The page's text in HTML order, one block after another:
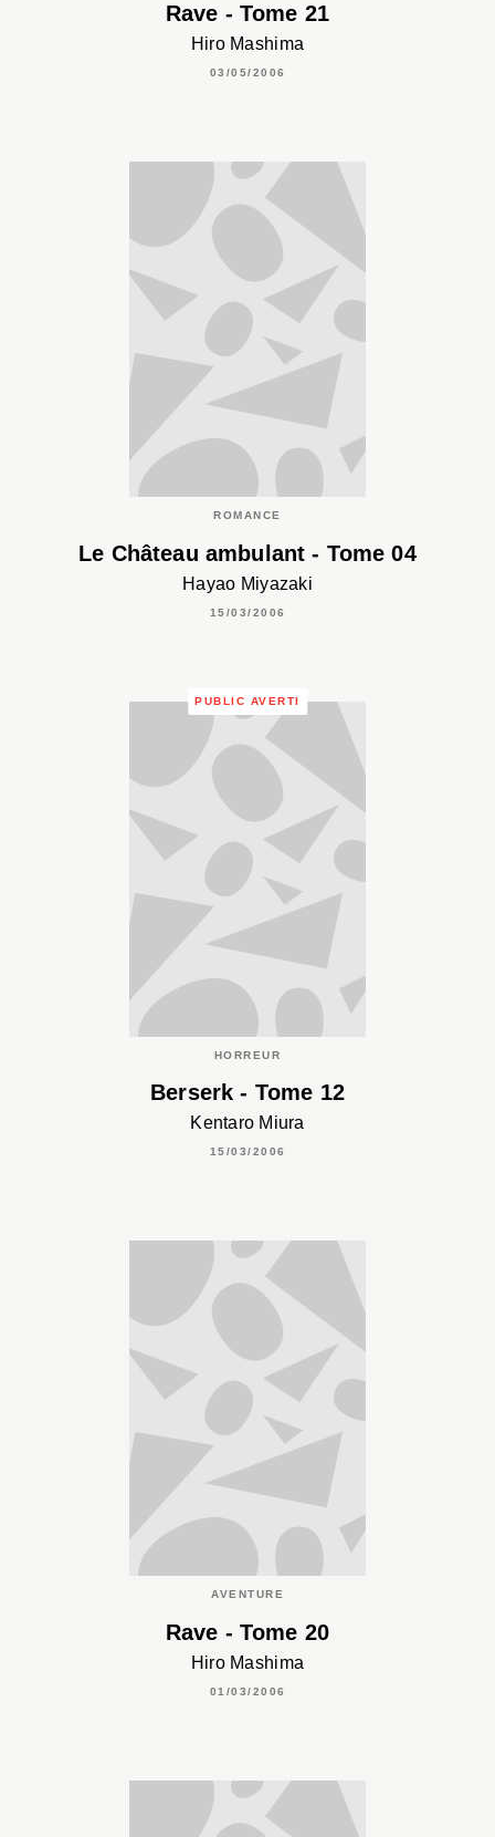
Rave - Tome 21
Hiro Mashima
03/05/2006
ROMANCE
Le Château ambulant - Tome 04
Hayao Miyazaki
15/03/2006
PUBLIC AVERTI
HORREUR
Berserk - Tome 12
Kentaro Miura
15/03/2006
AVENTURE
Rave - Tome 20
Hiro Mashima
01/03/2006